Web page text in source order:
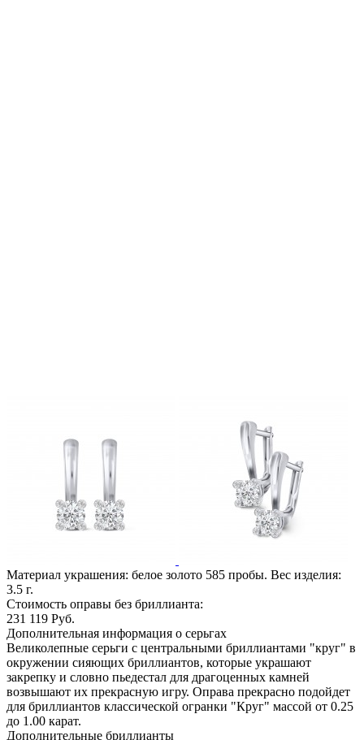
Материал украшения: белое золото 585 пробы. Вес изделия:
3.5 г.
Стоимость оправы без бриллианта:
231 119 Руб.
Дополнительная информация о серьгах
Великолепные серьги с центральными бриллиантами "круг" в
окружении сияющих бриллиантов, которые украшают
закрепку и словно пьедестал для драгоценных камней
возвышают их прекрасную игру. Оправа прекрасно подойдет
для бриллиантов классической огранки "Круг" массой от 0.25
до 1.00 карат.
Дополнительные бриллианты